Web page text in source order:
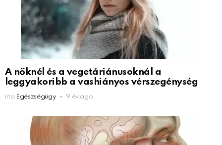
A nőknél és a vegetáriánusoknál a
leggyakoribb a vashiányos vérszegénység
írta Egészségügy 9 év ago